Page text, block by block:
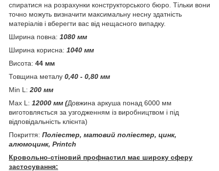
спиратися на розрахунки конструкторського бюро. Тільки вони
точно можуть визначити максимальну несну здатність
матеріалів і вберегти вас від нещасного випадку.
Ширина повна: 1080 мм
Ширина корисна: 1040 мм
Висота: 44 мм
Товщина металу 0,40 - 0,80 мм
Min L: 200 мм
Max L: 12000 мм (Довжина аркуша понад 6000 мм
виготовляється за узгодженням із виробництвом і під
відповідальність клієнта)
Покриття: Поліестер, матовий поліестер, цинк,
алюмоцинк, Printch
Кровольно-стіновий профнастил має широку сферу
застосування: